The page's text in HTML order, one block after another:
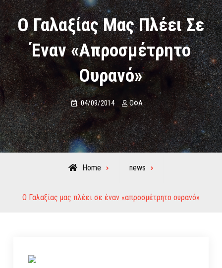
Ο Γαλαξίας Μας Πλέει Σε
Έναν «απροσμέτρητο
Ουρανό»
04/09/2014 ΟΦΑ
Home news
Ο Γαλαξίας μας πλέει σε έναν «απροσμέτρητο ουρανό»